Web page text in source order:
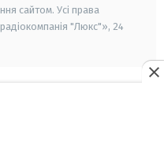
сайтом. Усі права
"Люкс"», 24